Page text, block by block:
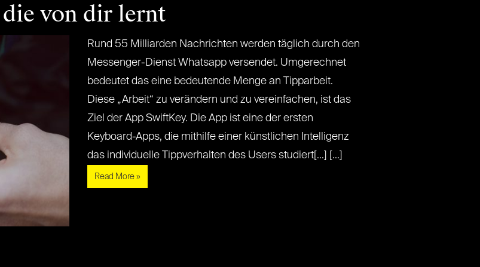
von dir lernt
Rund 55 Milliarden Nachrichten werden täglich durch den
Messenger-Dienst Whatsapp versendet. Umgerechnet
bedeutet das eine bedeutende Menge an Tipparbeit.
Diese „Arbeit“ zu verändern und zu vereinfachen, ist das
Ziel der App SwiftKey. Die App ist eine der ersten
Keyboard-Apps, die mithilfe einer künstlichen Intelligenz
das individuelle Tippverhalten des Users studiert[...] [...]
Read More »